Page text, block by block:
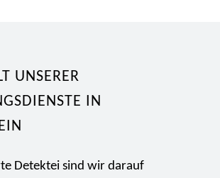
UNSERER
IN
Detektei sind wir darauf